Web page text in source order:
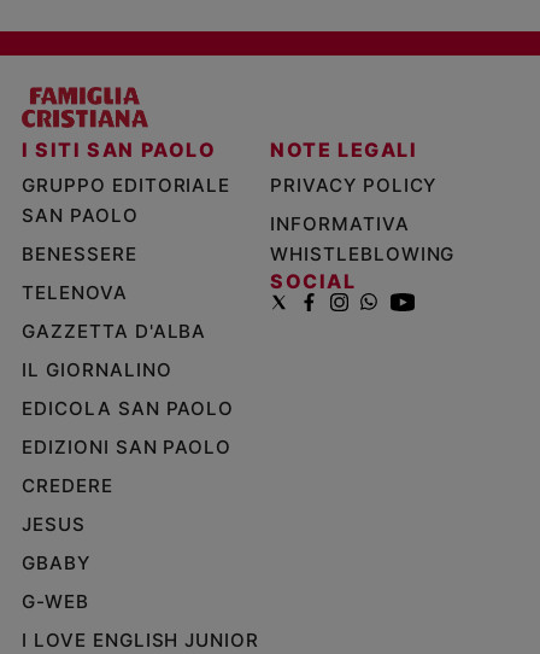
I SITI SAN PAOLO
GRUPPO EDITORIALE
SAN PAOLO
BENESSERE
TELENOVA
GAZZETTA D'ALBA
IL GIORNALINO
EDICOLA SAN PAOLO
EDIZIONI SAN PAOLO
CREDERE
JESUS
GBABY
G-WEB
I LOVE ENGLISH JUNIOR
NOTE LEGALI
PRIVACY POLICY
INFORMATIVA
WHISTLEBLOWING
SOCIAL